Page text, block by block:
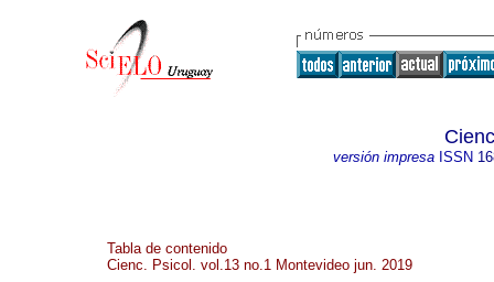
versión impresaISSN
Tabla de contenido
Cienc. Psicol. vol.13 no.1 Montevideo jun. 2019